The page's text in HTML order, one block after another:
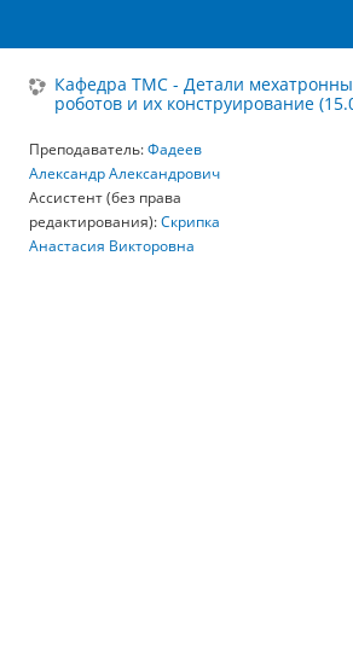
Кафедра ТМС - Детали
роботов и их конструирование
Преподаватель:Фадеев
Александр Александрович
Ассистент (без права
редактирования):Скрипка
Анастасия Викторовна